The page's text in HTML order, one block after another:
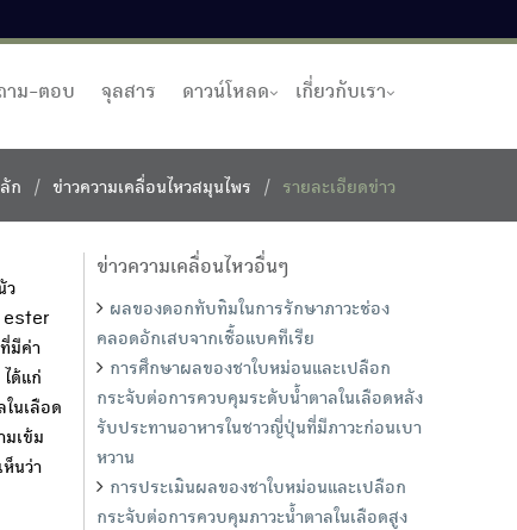
าม-ตอบ จุลสาร ดาวน์โหลด เกี่ยวกับเรา
ก ข่าวความเคลื่อนไหวสมุนไพร รายละเอียดข่าว
ว
มีค่า
ด้แก่
นเลือด
เข้ม
นว่า
ข่าวความเคลื่อนไหวอื่นๆ
ผลของดอกทับทิมในการรักษาภาวะช่อง
คลอดอักเสบจากเชื้อแบคทีเรีย
การศึกษาผลของชาใบหม่อนและเปลือก
กระจับต่อการควบคุมระดับน้ำตาลในเลือดหลัง
รับประทานอาหารในชาวญี่ปุ่นที่มีภาวะก่อนเบา
หวาน
การประเมินผลของชาใบหม่อนและเปลือก
กระจับต่อการควบคุมภาวะน้ำตาลในเลือดสูง